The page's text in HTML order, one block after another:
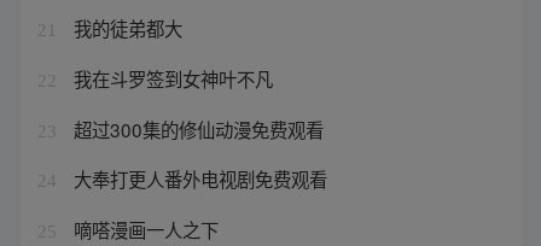
21 我的徒弟都大
22 我在斗罗签到女神叶不凡
23 超过300集的修仙动漫免费观看
24 大奉打更人番外电视剧免费观看
25 嘀嗒漫画一人之下